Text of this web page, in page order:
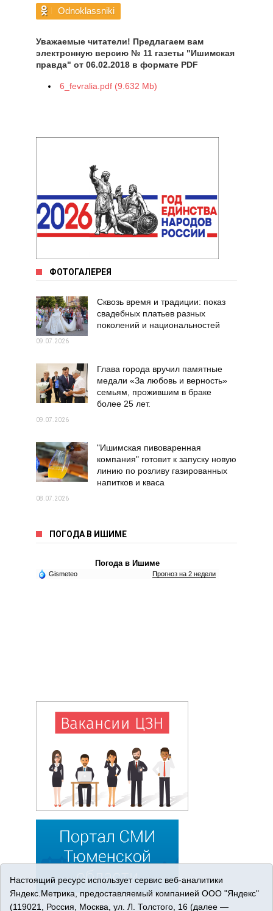
Odnoklassniki
Уважаемые читатели! Предлагаем вам
электронную версию № 11 газеты "Ишимская
правда" от 06.02.2018 в формате PDF
6_fevralia.pdf (9.632 Mb)
ФОТОГАЛЕРЕЯ
Сквозь время и традиции: показ
свадебных платьев разных
поколений и национальностей
09.07.2026
Глава города вручил памятные
медали «За любовь и верность»
семьям, прожившим в браке
более 25 лет.
09.07.2026
"Ишимская пивоваренная
компания" готовит к запуску новую
линию по розливу газированных
напитков и кваса
08.07.2026
ПОГОДА В ИШИМЕ
Погода в Ишиме
Gismeteo Прогноз на 2 недели
Настоящий ресурс использует сервис веб-аналитики
Яндекс.Метрика, предоставляемый компанией ООО "Яндекс"
(119021, Россия, Москва, ул. Л. Толстого, 16 (далее —